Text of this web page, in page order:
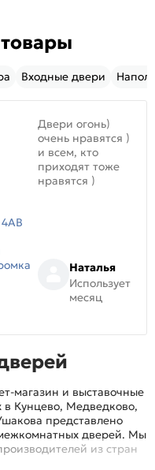
Входные двери
Двери огонь)
очень нравятся )
и всем, кто
приходят тоже
нравятся )
Наталья
Использует
месяц
магазин и выставочные
Кунцево, Медведково,
представлено
дверей. Мы
из стран